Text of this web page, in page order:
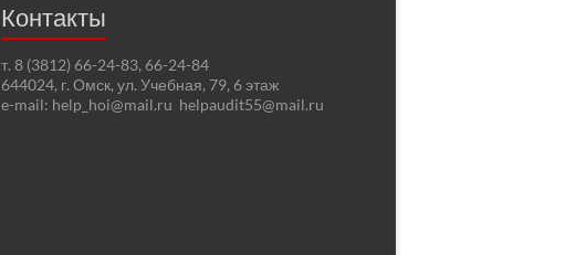
Контакты
т. 8 (3812) 66-24-83, 66-24-84
644024, г. Омск, ул. Учебная, 79, 6 этаж
e-mail: help_hoi@mail.ru helpaudit55@mail.ru